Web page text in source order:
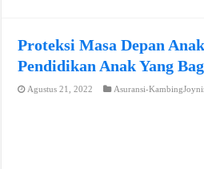
Proteksi Masa Depan
Pendidikan Anak Yang
Agustus 21, 2022 Asuransi-